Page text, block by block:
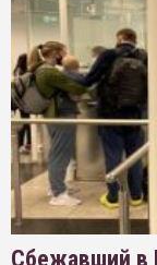
Сбежавший в